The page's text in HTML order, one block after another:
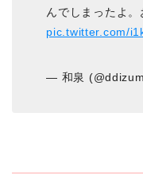
んでしまったよ。
pic.twitter.com/
— 和泉